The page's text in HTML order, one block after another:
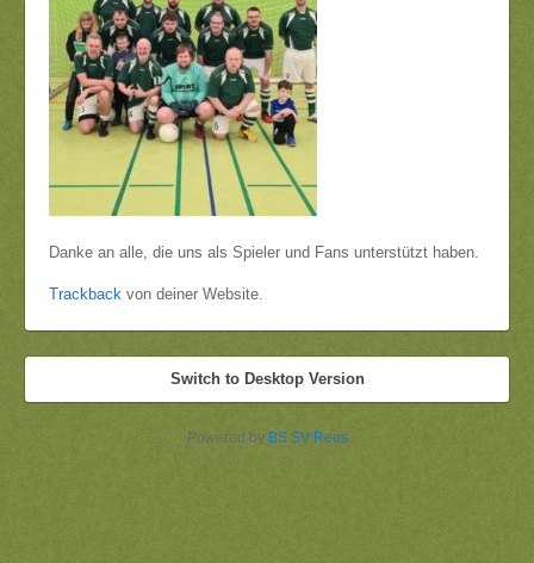
Danke an alle, die uns als Spieler und Fans unterstützt haben.
Trackback von deiner Website.
Switch to Desktop Version
Powered by BS SV Rees